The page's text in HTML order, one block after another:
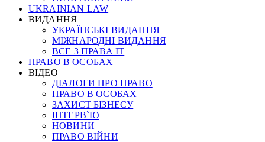
UKRAINIAN LAW
ВИДАННЯ
УКРАЇНСЬКІ ВИДАННЯ
МІЖНАРОДНІ ВИДАННЯ
ВСЕ З ПРАВА ІТ
ПРАВО В ОСОБАХ
ВІДЕО
ДІАЛОГИ ПРО ПРАВО
ПРАВО В ОСОБАХ
ЗАХИСТ БІЗНЕСУ
ІНТЕРВ`Ю
НОВИНИ
ПРАВО ВІЙНИ